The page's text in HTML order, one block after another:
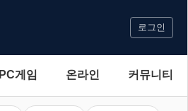
로그인
PC게임 온라인 커뮤니티